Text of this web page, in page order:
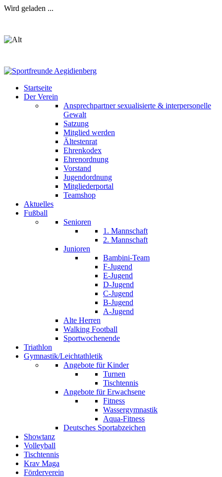
Wird geladen ...
Startseite
Der Verein
Ansprechpartner sexualisierte & interpersonelle
Gewalt
Satzung
Mitglied werden
Ältestenrat
Ehrenkodex
Ehrenordnung
Vorstand
Jugendordnung
Mitgliederportal
Teamshop
Aktuelles
Fußball
Senioren
1. Mannschaft
2. Mannschaft
Junioren
Bambini-Team
F-Jugend
E-Jugend
D-Jugend
C-Jugend
B-Jugend
A-Jugend
Alte Herren
Walking Football
Sportwochenende
Triathlon
Gymnastik/Leichtathletik
Angebote für Kinder
Turnen
Tischtennis
Angebote für Erwachsene
Fitness
Wassergymnastik
Aqua-Fitness
Deutsches Sportabzeichen
Showtanz
Volleyball
Tischtennis
Krav Maga
Förderverein